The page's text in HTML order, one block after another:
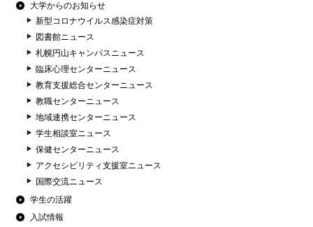
大学からのお知らせ
新型コロナウイルス感染症対策
図書館ニュース
札幌円山キャンパスニュース
臨床心理センターニュース
教育支援総合センターニュース
教職センターニュース
地域連携センターニュース
学生相談室ニュース
保健センターニュース
アクセシビリティ支援室ニュース
国際交流ニュース
学生の活躍
入試情報